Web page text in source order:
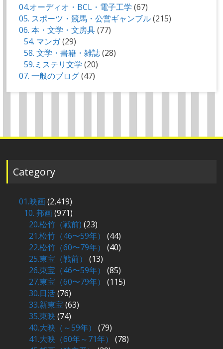
04.オーディオ・BCL・電子工学 (67)
05. スポーツ・競馬・公営ギャンブル(215)
06. 本・文学・文房具(77)
54. マンガ(29)
58. 文学・書籍・雑誌(28)
59.ミステリ文学 (20)
07. 一般のブログ(47)
Category
01.映画(2,419)
10. 邦画(971)
20.松竹（戦前) (23)
21.松竹（46〜59年）
(44)
22.松竹（60〜79年）
(40)
25.東宝（戦前）
(13)
26.東宝（46〜59年）
(85)
27.東宝（60〜79年）
(115)
30.日活(76)
33.新東宝(63)
35.東映 (74)
40.大映（～59年）
(79)
41.大映（60年～71年）
(78)